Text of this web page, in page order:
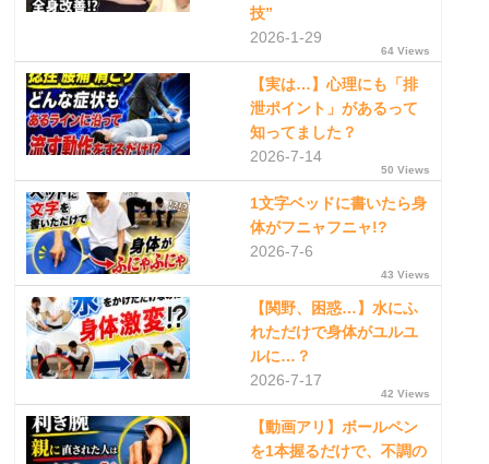
技”
2026-1-29
64 Views
【実は…】心理にも「排
泄ポイント」があるって
知ってました？
2026-7-14
50 Views
1文字ベッドに書いたら身
体がフニャフニャ!?
2026-7-6
43 Views
【関野、困惑…】水にふ
れただけで身体がユルユ
ルに…？
2026-7-17
42 Views
【動画アリ】ボールペン
を1本握るだけで、不調の